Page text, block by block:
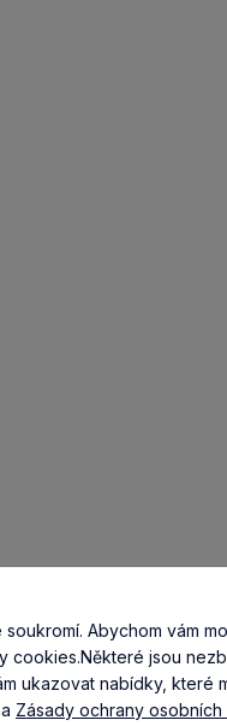
Abychom vám
cookies.Některé jsou
ukazovat nabídky, které
Zásady ochrany osobních